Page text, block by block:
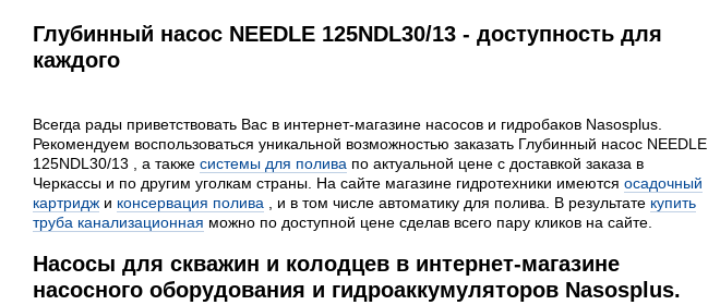
Глубинный насос NEEDLE 125NDL30/13 - доступность для
каждого
Всегда рады приветствовать Вас в интернет-магазине насосов и гидробаков Nasosplus.
Рекомендуем воспользоваться уникальной возможностью заказать Глубинный насос NEEDLE
125NDL30/13 , а также системы для полива по актуальной цене с доставкой заказа в
Черкассы и по другим уголкам страны. На сайте магазине гидротехники имеются осадочный
картридж и консервация полива , и в том числе автоматику для полива. В результате купить
труба канализационная можно по доступной цене сделав всего пару кликов на сайте.
Насосы для скважин и колодцев в интернет-магазине
насосного оборудования и гидроаккумуляторов Nasosplus.